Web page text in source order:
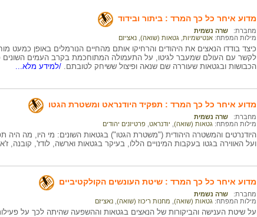
מדוע איחר כל כך המרד : ביתור ובידוד
מחברת:
שרה נשמית
מילות המפתח: אנטישמיות גטאות (שואה) נאציזם
כיצד בודדו הנאצים את היהודים והרחיקו אותם מהחיים הנורמלים באופן
לקשר עם העולם שמעבר לגיטו, על התעמולה המתוחכמת בקרב העמים השונים
הכבושות ובגטאות שעוררה שם שנאה ופיצול ששיחק לטובתם. /למידע מלא...
מדוע איחר כל כך המרד : תפקיד היודנראט ומשטרת הגטו
מחברת:
שרה נשמית
מילות המפתח: גטאות (שואה) יודנראט פרטיזנים יהודים
היודנרטים והמשטרה היהודית ("משטרת הגטו") בגטאות השונים: מי היו, מה היה
ועל האווירה בגטו בעקבות המינויים הללו, בעיקר בגטאות וארשה, לודז', קובנה,
מדוע איחר כל כך המרד : שיטת העונשים הקולקטיביים
מחברת:
שרה נשמית
מילות המפתח: גטאות (שואה) מחנות ריכוז (שואה) נאציזם
על שיטת הענישה והביקורות של הנאצים בגטאות וההשפעה שהיתה לכך על